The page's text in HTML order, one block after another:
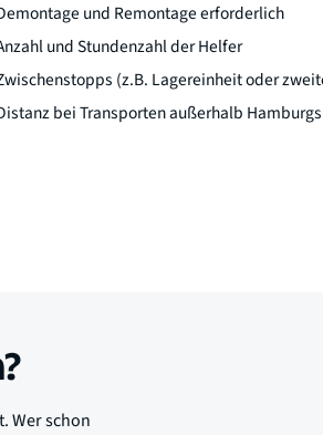
und Remontage erforderlich
und Stundenzahl der Helfer
(z.B. Lagereinheit oder
bei Transporten außerhalb Hamburgs
Wer schon